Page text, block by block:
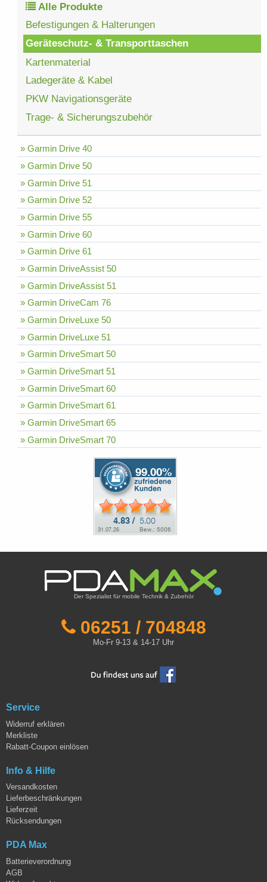
Alle Produkte
Befestigungen & Halterungen
Geräteschutz- & Transporttaschen
Kartenmaterial
Ladegeräte & Kabel
PKW Navigationsgeräte
Trage- & Sicherungszubehör
» Garmin Drive 40
» Garmin Drive 50
» Garmin Drive 51
» Garmin Drive 52
» Garmin Drive 55
» Garmin Drive 60
» Garmin Drive 61
» Garmin DriveAssist 50
» Garmin DriveAssist 51
» Garmin DriveCam 76
» Garmin DriveLuxe 50
» Garmin DriveLuxe 51
» Garmin DriveSmart 50
» Garmin DriveSmart 51
» Garmin DriveSmart 60
» Garmin DriveSmart 61
» Garmin DriveSmart 65
» Garmin DriveSmart 70
Der Spezialist für mobile Technik & Zubehör
06251 / 704848
Mo-Fr 9-13 & 14-17 Uhr
Service
Widerruf erklären
Merkliste
Rabatt-Coupon einlösen
Info & Hilfe
Versandkosten
Lieferbeschränkungen
Lieferzeit
Rücksendungen
PDA Max
Batterieverordnung
AGB